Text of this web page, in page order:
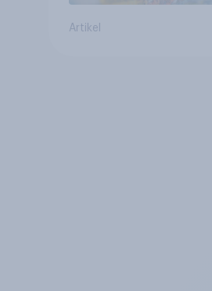
Artikel